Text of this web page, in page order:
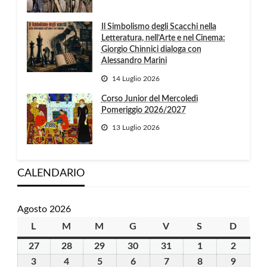
Il Simbolismo degli Scacchi nella
Letteratura, nell’Arte e nel Cinema:
Giorgio Chinnici dialoga con
Alessandro Marini
14 Luglio 2026
Corso Junior del Mercoledì
Pomeriggio 2026/2027
13 Luglio 2026
CALENDARIO
Agosto 2026
L
M martedì
M mercoledì
G giovedìV venerdì
S sabatoD
2727
Luglio
2828
29 30 31 11
Agosto
22
Agosto
3 4 55 66 77 88 99